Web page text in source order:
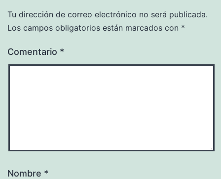
Tu dirección de correo electrónico no será publicada.
Los campos obligatorios están marcados con *
Comentario *
Nombre *